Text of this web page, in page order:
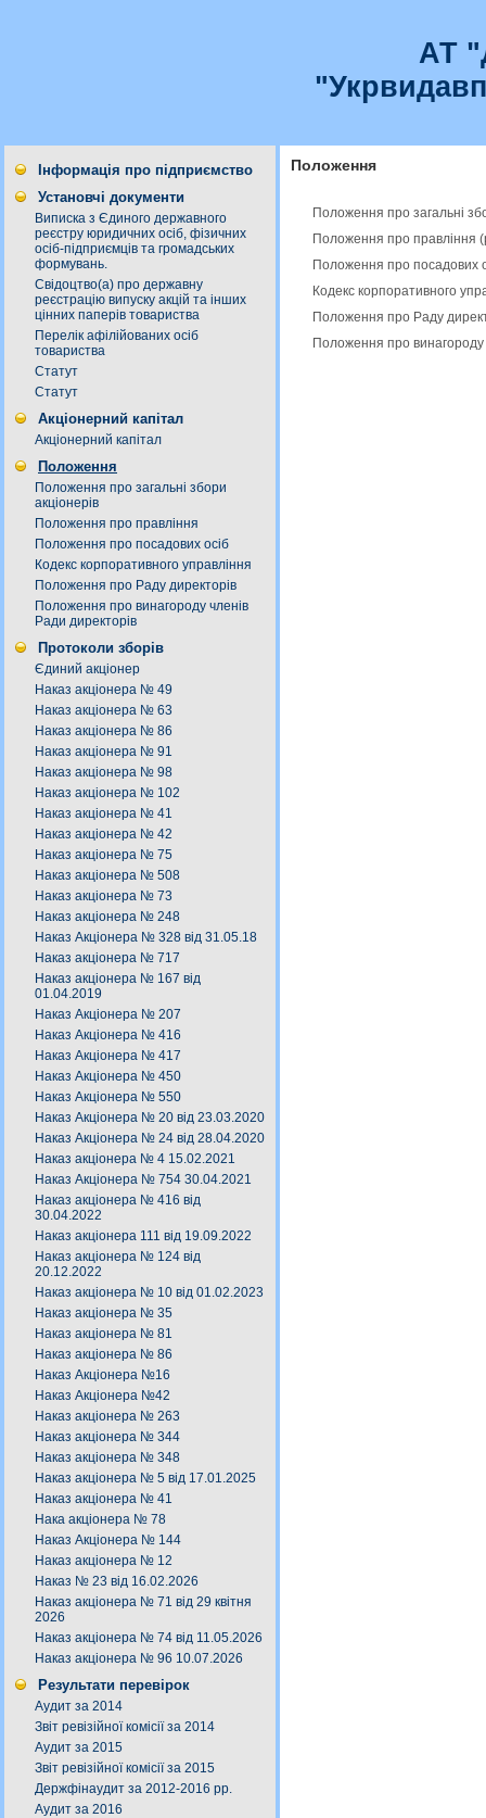
АТ
Інформація про підприємство
Установчі документи
Виписка з Єдиного державного
реєстру юридичних осіб, фізичних
осіб-підприємців та громадських
формувань.
Свідоцтво(а) про державну
реєстрацію випуску акцій та інших
цінних паперів товариства
Перелік афілійованих осіб
товариства
Статут
Статут
Акціонерний капітал
Акціонерний капітал
Положення
Положення про загальні збори
акціонерів
Положення про правління
Положення про посадових осіб
Кодекс корпоративного управління
Положення про Раду директорів
Положення про винагороду членів
Ради директорів
Протоколи зборів
Єдиний акціонер
Наказ акціонера № 49
Наказ акціонера № 63
Наказ акціонера № 86
Наказ акціонера № 91
Наказ акціонера № 98
Наказ акціонера № 102
Наказ акціонера № 41
Наказ акціонера № 42
Наказ акціонера № 75
Наказ акціонера № 508
Наказ акціонера № 73
Наказ акціонера № 248
Наказ Акціонера № 328 від 31.05.18
Наказ акціонера № 717
Наказ акціонера № 167 від
01.04.2019
Наказ Акціонера № 207
Наказ Акціонера № 416
Наказ Акціонера № 417
Наказ Акціонера № 450
Наказ Акціонера № 550
Наказ Акціонера № 20 від 23.03.2020
Наказ Акціонера № 24 від 28.04.2020
Наказ акціонера № 4 15.02.2021
Наказ Акціонера № 754 30.04.2021
Наказ акціонера № 416 від
30.04.2022
Наказ акціонера 111 від 19.09.2022
Наказ акціонера № 124 від
20.12.2022
Наказ акціонера № 10 від 01.02.2023
Наказ акціонера № 35
Наказ акціонера № 81
Наказ акціонера № 86
Наказ Акціонера №16
Наказ Акціонера №42
Наказ акціонера № 263
Наказ акціонера № 344
Наказ акціонера № 348
Наказ акціонера № 5 від 17.01.2025
Наказ акціонера № 41
Нака акціонера № 78
Наказ Акціонера № 144
Наказ акціонера № 12
Наказ № 23 від 16.02.2026
Наказ акціонера № 71 від 29 квітня
2026
Наказ акціонера № 74 від 11.05.2026
Наказ акціонера № 96 10.07.2026
Результати перевірок
Аудит за 2014
Звіт ревізійної комісії за 2014
Аудит за 2015
Звіт ревізійної комісії за 2015
Держфінаудит за 2012-2016 рр.
Аудит за 2016
Положення
Положення про загальні
Положення про правління
Положення про посадових
Кодекс корпоративного
Положення про Раду
Положення про